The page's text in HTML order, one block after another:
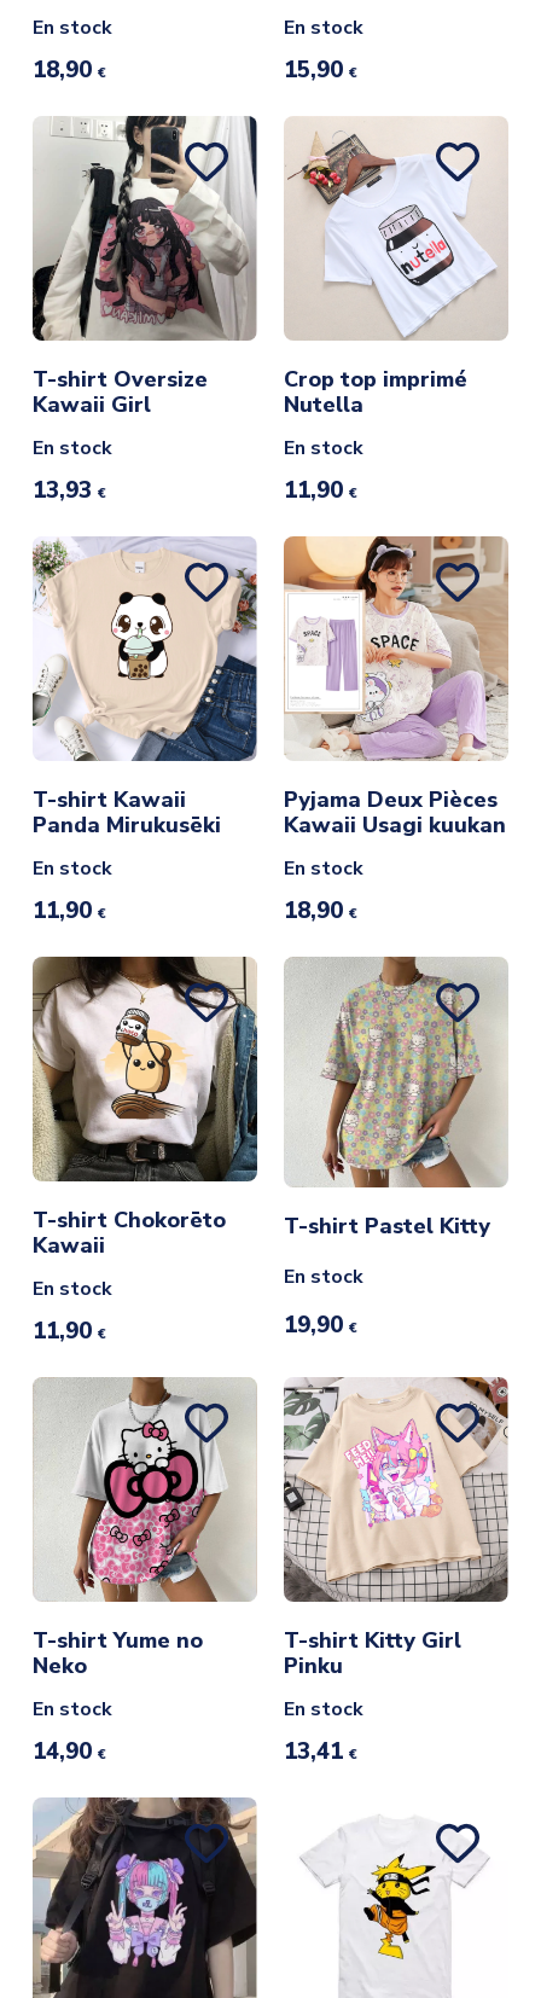
En stock
18,90 €
En stock
15,90 €
T-shirt Oversize
Kawaii Girl
En stock
13,93 €
Crop top imprimé
Nutella
En stock
11,90 €
T-shirt Kawaii
Panda Mirukusēki
En stock
11,90 €
Pyjama Deux Pièces
Kawaii Usagi kuukan
En stock
18,90 €
T-shirt Chokorēto
Kawaii
En stock
11,90 €
T-shirt Pastel Kitty
En stock
19,90 €
T-shirt Yume no
Neko
En stock
14,90 €
T-shirt Kitty Girl
Pinku
En stock
13,41 €